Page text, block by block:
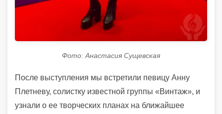
Фото: Анастасия Сущевская
После выступления мы встретили певицу Анну
Плетневу, солистку известной группы «Винтаж», и
узнали о ее творческих планах на ближайшее